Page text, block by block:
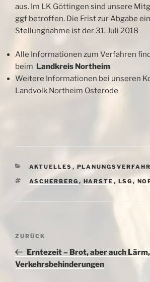
aus. Im LK Göttingen sind unsere
ggf betroffen. Die Frist zur Abgabe
Stellungnahme ist der 31. Juli 2018
Alle Informationen zum Verfahren
beim Landkreis Northeim
Weitere Informationen bei unseren
Landvolk Northeim Osterode
KATEGORIEN
AKTUELLES ,
SCHLAGWÖRTER
ASCHERBERG , HARSTE , LSG ,
Beitragsnavigation
Vorheriger
Beitrag
ZURÜCK
Erntezeit – Brot, aber auch
Verkehrsbehinderungen